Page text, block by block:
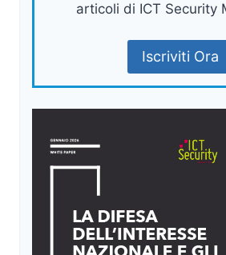
articoli di ICT Security
Iscriviti Ora